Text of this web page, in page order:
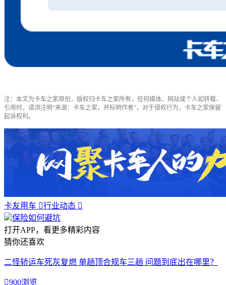
注：本文为卡车之家原创，版权归卡车之家所有，任何媒体、网站或个人如转载、
引用时，请须注明“来源：卡车之家，并标明作者”，对于侵权行为，卡车之家保留
起诉权利。
卡友用车 行业动态 
保险如何避坑
打开APP，看更多精彩内容
猜你还喜欢
二怪轿运车死灰复燃 单趟顶合规车三趟 问题到底出在哪里？
900浏览